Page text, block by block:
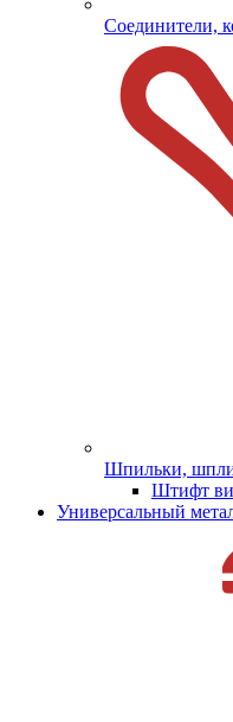
Соединители,
Шпильки,
Штифт
Универсальный